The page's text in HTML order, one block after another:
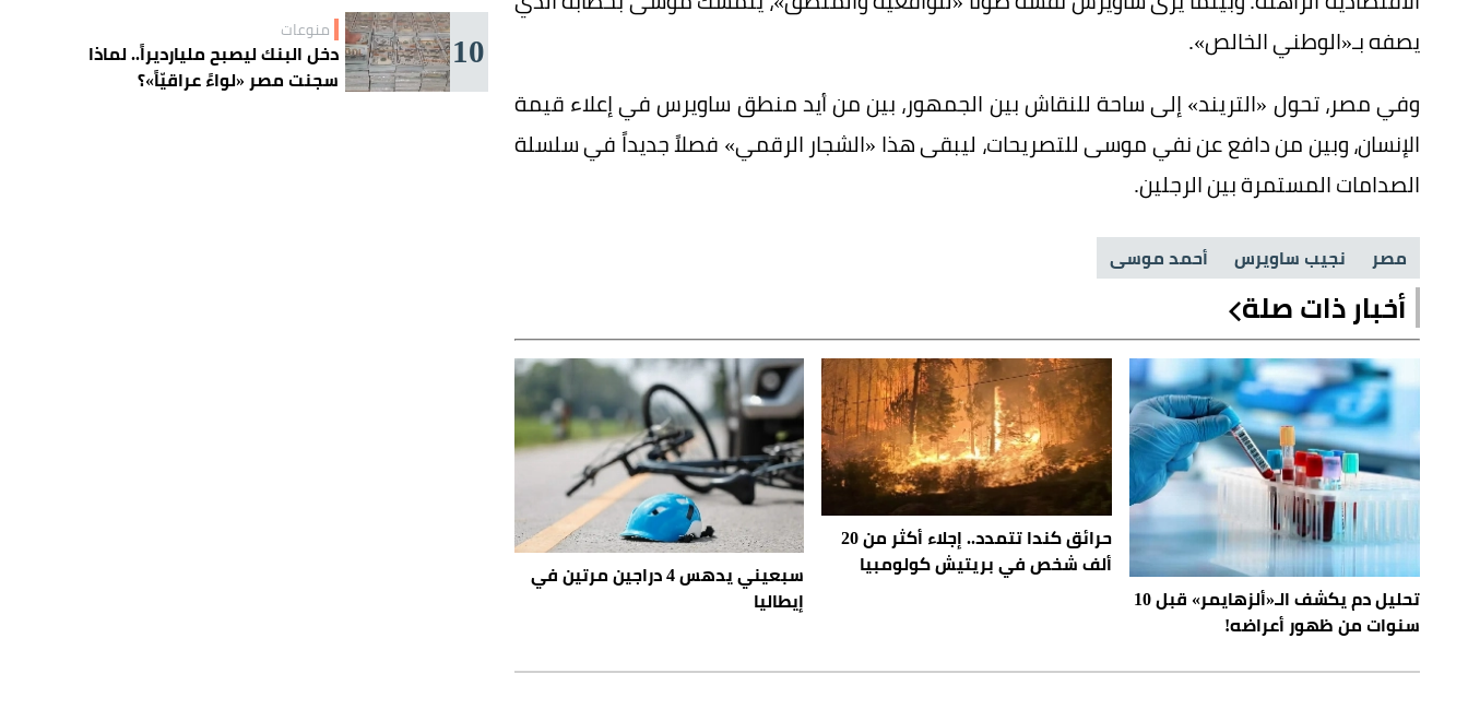
يصفه بـ«الوطني الخالص».
وفي مصر، تحول «التريند» إلى ساحة للنقاش بين الجمهور، بين من أيد منطق ساويرس في إعلاء قيمة
الإنسان، وبين من دافع عن نفي موسى للتصريحات، ليبقى هذا «الشجار الرقمي» فصلاً جديداً في سلسلة
الصدامات المستمرة بين الرجلين.
مصر نجيب ساويرس أحمد موسى
أخبار ذات صلة
تحليل دم يكشف الـ«ألزهايمر» قبل 10
سنوات من ظهور أعراضه!
حرائق كندا تتمدد.. إجلاء أكثر من 20
ألف شخص في بريتيش كولومبيا
سبعيني يدهس 4 دراجين مرتين في
إيطاليا
10 منوعات
دخل البنك ليصبح مليارديراً.. لماذا
سجنت مصر «لواءً عراقيّاً»؟